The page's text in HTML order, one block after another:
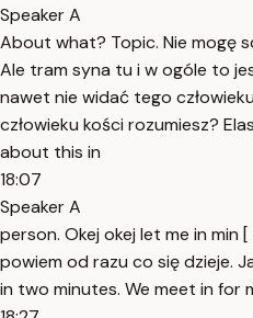
Speaker A
About what? Topic. Nie mogę
Ale tram syna tu i w ogóle to
nawet nie widać tego
człowieku kości rozumiesz?
about this in
18:07
Speaker A
person. Okej okej let me in min
powiem od razu co się dzieje.
in two minutes. We meet in for